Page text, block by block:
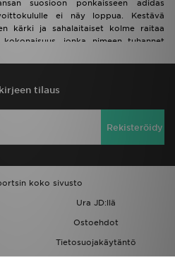
suosioon ponkaisseen adidas
ei näy loppua. Kestävä
kärki ja sahalaitaiset kolme raitaa
jonka nimeen tuhannet
alla.
tilaus
Rekisteröidy
koko sivusto
Ura JD:llä
Ostoehdot
Tietosuojakäytäntö